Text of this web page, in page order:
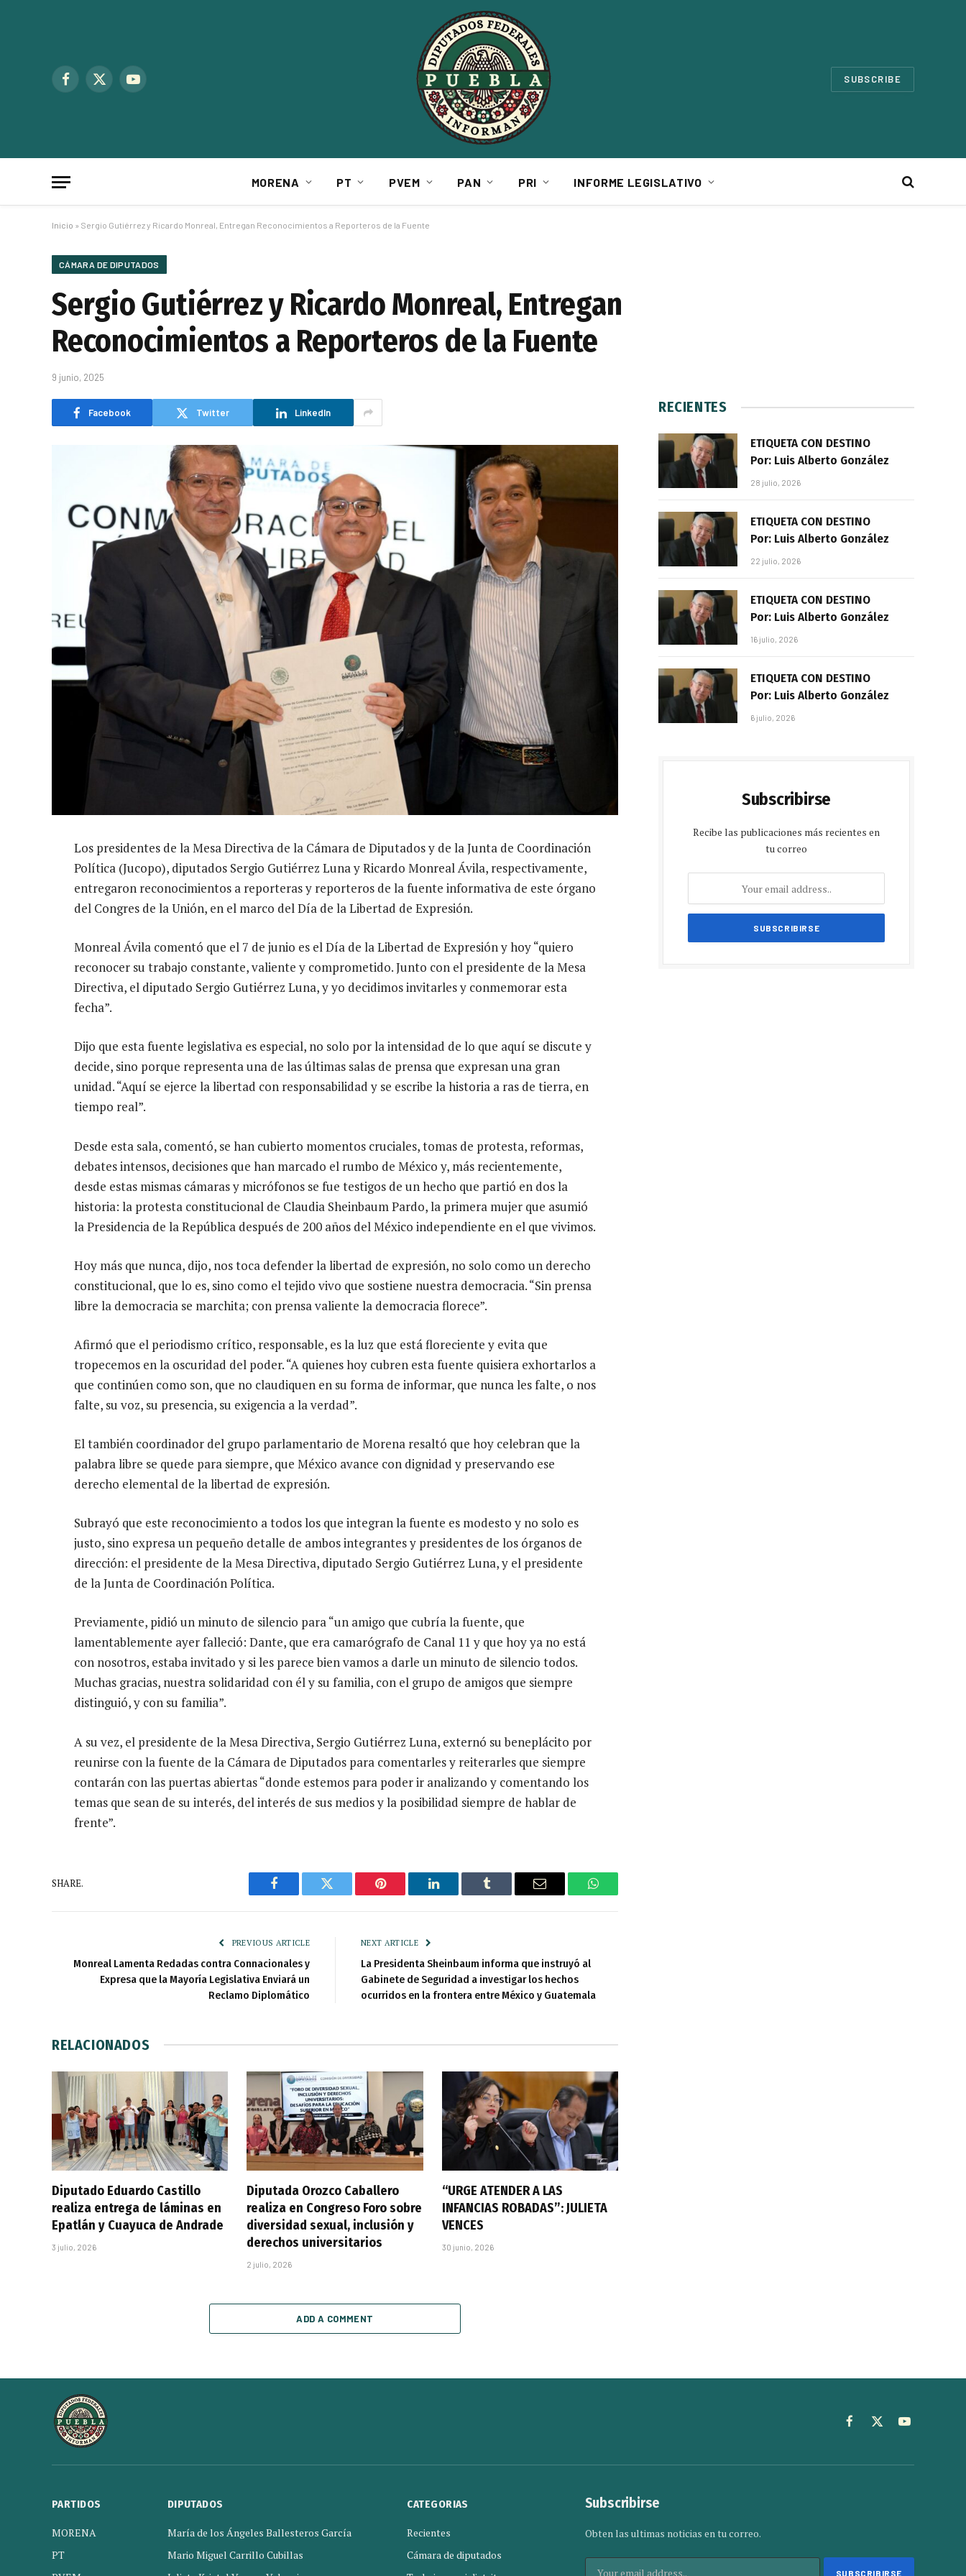
Facebook
X
YouTube SUBSCRIBE
MORENA PT PVEM PAN PRI INFORME LEGISLATIVO
Inicio » Sergio Gutiérrez y Ricardo Monreal, Entregan Reconocimientos a Reporteros de la Fuente
CÁMARA DE DIPUTADOS
Sergio Gutiérrez y Ricardo Monreal, Entregan
Reconocimientos a Reporteros de la Fuente
9 junio, 2025
Facebook Twitter LinkedIn
Los presidentes de la Mesa Directiva de la Cámara de Diputados y de la Junta de Coordinación
Política (Jucopo), diputados Sergio Gutiérrez Luna y Ricardo Monreal Ávila, respectivamente,
entregaron reconocimientos a reporteras y reporteros de la fuente informativa de este órgano
del Congres de la Unión, en el marco del Día de la Libertad de Expresión.
Monreal Ávila comentó que el 7 de junio es el Día de la Libertad de Expresión y hoy “quiero
reconocer su trabajo constante, valiente y comprometido. Junto con el presidente de la Mesa
Directiva, el diputado Sergio Gutiérrez Luna, y yo decidimos invitarles y conmemorar esta
fecha”.
Dijo que esta fuente legislativa es especial, no solo por la intensidad de lo que aquí se discute y
decide, sino porque representa una de las últimas salas de prensa que expresan una gran
unidad. “Aquí se ejerce la libertad con responsabilidad y se escribe la historia a ras de tierra, en
tiempo real”.
Desde esta sala, comentó, se han cubierto momentos cruciales, tomas de protesta, reformas,
debates intensos, decisiones que han marcado el rumbo de México y, más recientemente,
desde estas mismas cámaras y micrófonos se fue testigos de un hecho que partió en dos la
historia: la protesta constitucional de Claudia Sheinbaum Pardo, la primera mujer que asumió
la Presidencia de la República después de 200 años del México independiente en el que vivimos.
Hoy más que nunca, dijo, nos toca defender la libertad de expresión, no solo como un derecho
constitucional, que lo es, sino como el tejido vivo que sostiene nuestra democracia. “Sin prensa
libre la democracia se marchita; con prensa valiente la democracia florece”.
Afirmó que el periodismo crítico, responsable, es la luz que está floreciente y evita que
tropecemos en la oscuridad del poder. “A quienes hoy cubren esta fuente quisiera exhortarlos a
que continúen como son, que no claudiquen en su forma de informar, que nunca les falte, o nos
falte, su voz, su presencia, su exigencia a la verdad”.
El también coordinador del grupo parlamentario de Morena resaltó que hoy celebran que la
palabra libre se quede para siempre, que México avance con dignidad y preservando ese
derecho elemental de la libertad de expresión.
Subrayó que este reconocimiento a todos los que integran la fuente es modesto y no solo es
justo, sino expresa un pequeño detalle de ambos integrantes y presidentes de los órganos de
dirección: el presidente de la Mesa Directiva, diputado Sergio Gutiérrez Luna, y el presidente
de la Junta de Coordinación Política.
Previamente, pidió un minuto de silencio para “un amigo que cubría la fuente, que
lamentablemente ayer falleció: Dante, que era camarógrafo de Canal 11 y que hoy ya no está
con nosotros, estaba invitado y si les parece bien vamos a darle un minuto de silencio todos.
Muchas gracias, nuestra solidaridad con él y su familia, con el grupo de amigos que siempre
distinguió, y con su familia”.
A su vez, el presidente de la Mesa Directiva, Sergio Gutiérrez Luna, externó su beneplácito por
reunirse con la fuente de la Cámara de Diputados para comentarles y reiterarles que siempre
contarán con las puertas abiertas “donde estemos para poder ir analizando y comentando los
temas que sean de su interés, del interés de sus medios y la posibilidad siempre de hablar de
frente”.
SHARE.
Facebook Twitter Pinterest LinkedIn Tumblr Email WhatsApp
PREVIOUS ARTICLE
Monreal Lamenta Redadas contra Connacionales y
Expresa que la Mayoría Legislativa Enviará un
Reclamo Diplomático
NEXT ARTICLE
La Presidenta Sheinbaum informa que instruyó al
Gabinete de Seguridad a investigar los hechos
ocurridos en la frontera entre México y Guatemala
RELACIONADOS
Diputado Eduardo Castillo
realiza entrega de láminas en
Epatlán y Cuayuca de Andrade
3 julio, 2026
Diputada Orozco Caballero
realiza en Congreso Foro sobre
diversidad sexual, inclusión y
derechos universitarios
2 julio, 2026
“URGE ATENDER A LAS
INFANCIAS ROBADAS”: JULIETA
VENCES
30 junio, 2026
ADD A COMMENT
RECIENTES
ETIQUETA CON DESTINO
Por: Luis Alberto González
28 julio, 2026
ETIQUETA CON DESTINO
Por: Luis Alberto González
22 julio, 2026
ETIQUETA CON DESTINO
Por: Luis Alberto González
16 julio, 2026
ETIQUETA CON DESTINO
Por: Luis Alberto González
6 julio, 2026
Subscribirse
Recibe las publicaciones más recientes en
tu correo
Facebook
X
YouTube
PARTIDOS
MORENA
PT
DIPUTADOS
María de los Ángeles Ballesteros García
Mario Miguel Carrillo Cubillas
CATEGORIAS
Recientes
Cámara de diputados
Subscribirse
Obten las ultimas noticias en tu correo.